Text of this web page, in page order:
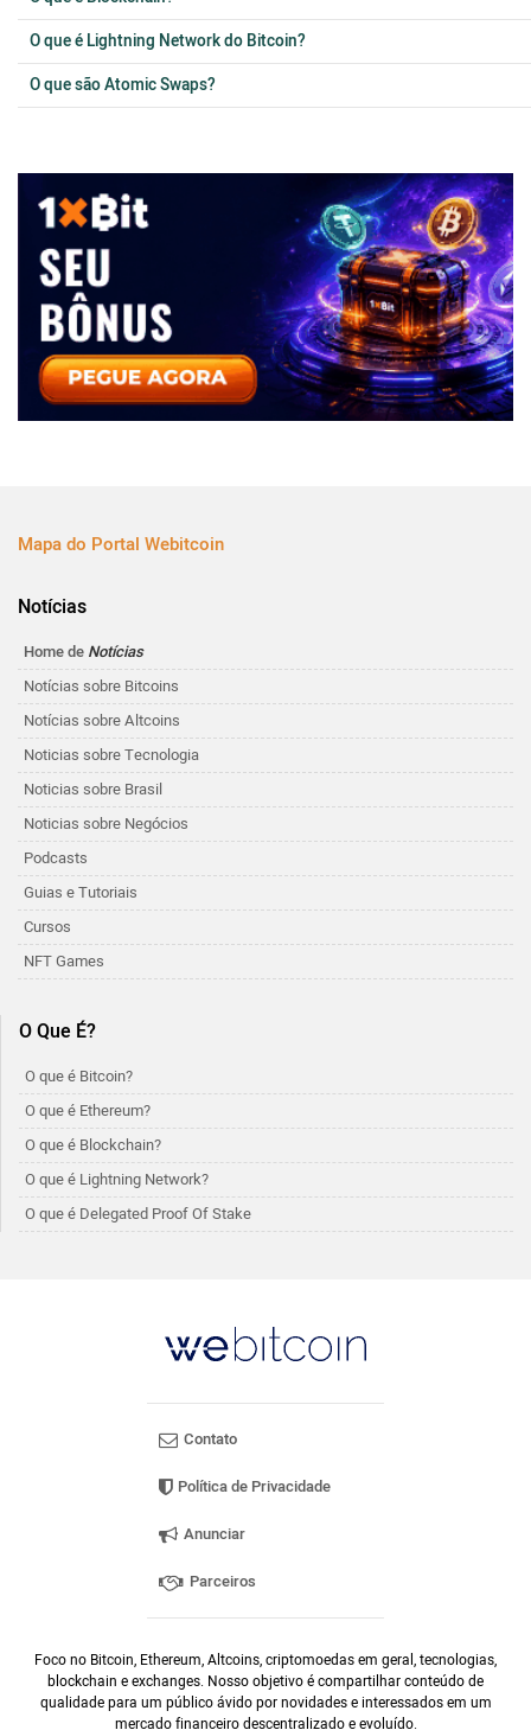
O que é Lightning Network do Bitcoin?
O que são Atomic Swaps?
Mapa do Portal Webitcoin
Notícias
Home de Notícias
Notícias sobre Bitcoins
Notícias sobre Altcoins
Noticias sobre Tecnologia
Noticias sobre Brasil
Noticias sobre Negócios
Podcasts
Guias e Tutoriais
Cursos
NFT Games
O Que É?
O que é Bitcoin?
O que é Ethereum?
O que é Blockchain?
O que é Lightning Network?
O que é Delegated Proof Of Stake
Contato
Política de Privacidade
Anunciar
Parceiros
Foco no Bitcoin, Ethereum, Altcoins, criptomoedas em geral, tecnologias,
blockchain e exchanges. Nosso objetivo é compartilhar conteúdo de
qualidade para um público ávido por novidades e interessados em um
mercado financeiro descentralizado e evoluído.